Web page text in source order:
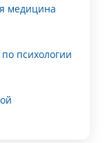
медицина
психологии